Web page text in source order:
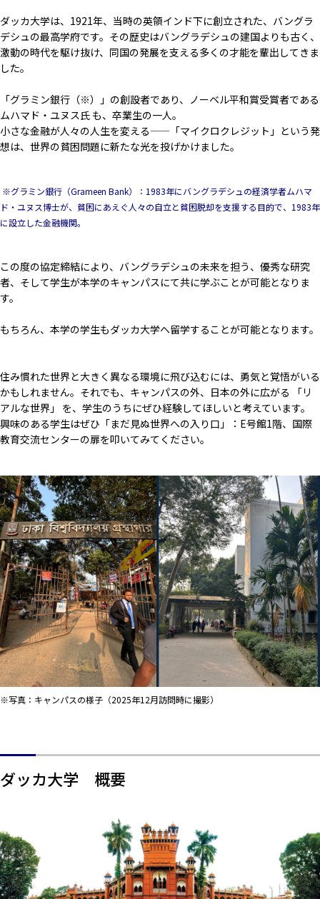
ダッカ大学は、1921年、当時の英領インド下に創立された、バングラ
デシュの最高学府です。その歴史はバングラデシュの建国よりも古く、
激動の時代を駆け抜け、同国の発展を支える多くの才能を輩出してきま
した。
「グラミン銀行（※）」の創設者であり、ノーベル平和賞受賞者である
ムハマド・ユヌス氏 も、卒業生の一人。
小さな金融が人々の人生を変える——「マイクロクレジット」という発
想は、世界の貧困問題に新たな光を投げかけました。
※グラミン銀行（Grameen Bank）： 1983年にバングラデシュの経済学者ムハマ
ド・ユヌス博士が、貧困にあえぐ人々の自立と貧困脱却を支援する目的で、 1983年
に設立した金融機関。
この度の協定締結により、バングラデシュの未来を担う、優秀な研究
者、そして学生が本学のキャンパスにて共に学ぶことが可能となりま
す。
もちろん、本学の学生もダッカ大学へ留学することが可能となります。
住み慣れた世界と大きく異なる環境に飛び込むには、勇気と覚悟がいる
かもしれません。それでも、キャンパスの外、日本の外に広がる 「リ
アルな世界」 を、学生のうちにぜひ経験してほしいと考えています。
興味のある学生はぜひ「まだ見ぬ世界への入り口」：E号館1階、国際
教育交流センターの扉を叩いてみてください。
※写真：キャンパスの様子（2025年12月訪問時に撮影）
ダッカ大学 概要